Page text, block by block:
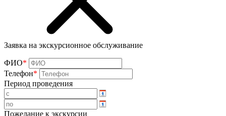
Заявка на экскурсионное обслуживание
ФИО*
Телефон*
Период проведения
Пожелание к экскурсии